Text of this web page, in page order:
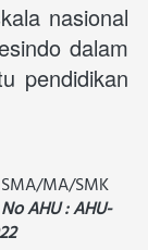
nasional
dalam
pendidikan
MA/SMK
No AHU : AHU-